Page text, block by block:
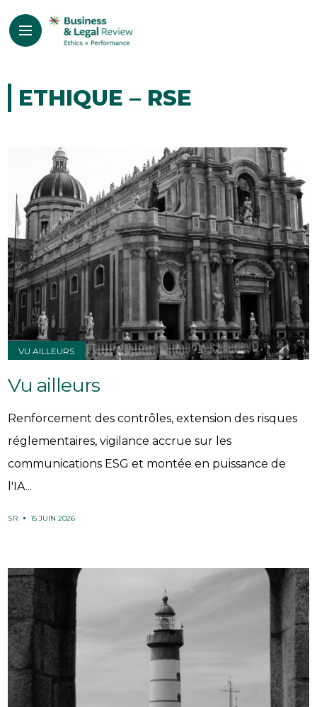
ETHIQUE – RSE
VU AILLEURS
Vu ailleurs
Renforcement des contrôles, extension des risques
réglementaires, vigilance accrue sur les
communications ESG et montée en puissance de
l'IA...
SR 15 JUIN 2026